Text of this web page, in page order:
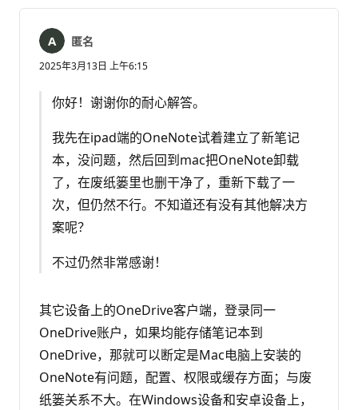
匿名
2025年3月13日 上午6:15
你好！谢谢你的耐心解答。
我先在ipad端的OneNote试着建立了新笔记
本，没问题，然后回到mac把OneNote卸载
了，在废纸篓里也删干净了，重新下载了一
次，但仍然不行。不知道还有没有其他解决方
案呢？
不过仍然非常感谢！
其它设备上的OneDrive客户端，登录同一
OneDrive账户，如果均能存储笔记本到
OneDrive，那就可以断定是Mac电脑上安装的
OneNote有问题，配置、权限或缓存方面；与废
纸篓关系不大。在Windows设备和安卓设备上，